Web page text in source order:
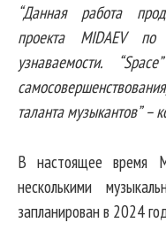
“Данная работа
проекта MIDAEV по
узнаваемости.
таланта музыкантов” –
В настоящее время
несколькими
запланирован в 2024